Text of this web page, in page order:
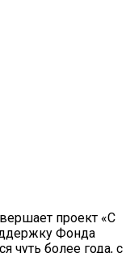
проект «С
Фонда
чуть более года, с